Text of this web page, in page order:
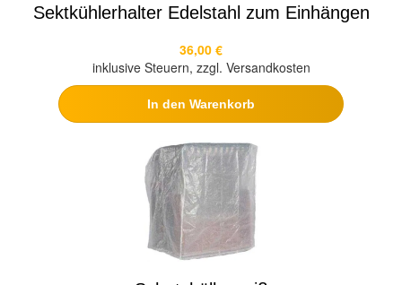
Sektkühlerhalter Edelstahl zum Einhängen
36,00 €
inklusive Steuern, zzgl. Versandkosten
In den Warenkorb